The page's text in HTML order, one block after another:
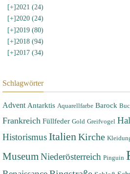
[+] 2021 (24)
[+]2020 (24)
[+]2019 (80)
[+] 2018 (94)
[+]2017 (34)
Schlagwörter
Advent Antarktis Aquarellfarbe Barock
Frankreich Füllfeder Gold Greifvogel
HistorismusItalien Kirche
Museum Niederösterreich Pinguin